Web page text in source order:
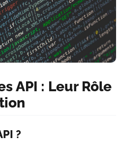
API : Leur Rôle
?